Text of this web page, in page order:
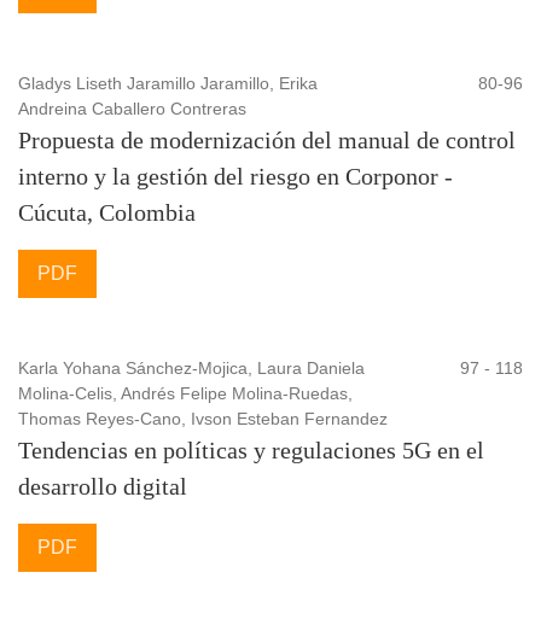
Gladys Liseth Jaramillo Jaramillo, Erika
Andreina Caballero Contreras
80-96
Propuesta de modernización del manual de control
interno y la gestión del riesgo en Corponor -
Cúcuta, Colombia
PDF
Karla Yohana Sánchez-Mojica, Laura Daniela
Molina-Celis, Andrés Felipe Molina-Ruedas,
Thomas Reyes-Cano, Ivson Esteban Fernandez
97 - 118
Tendencias en políticas y regulaciones 5G en el
desarrollo digital
PDF